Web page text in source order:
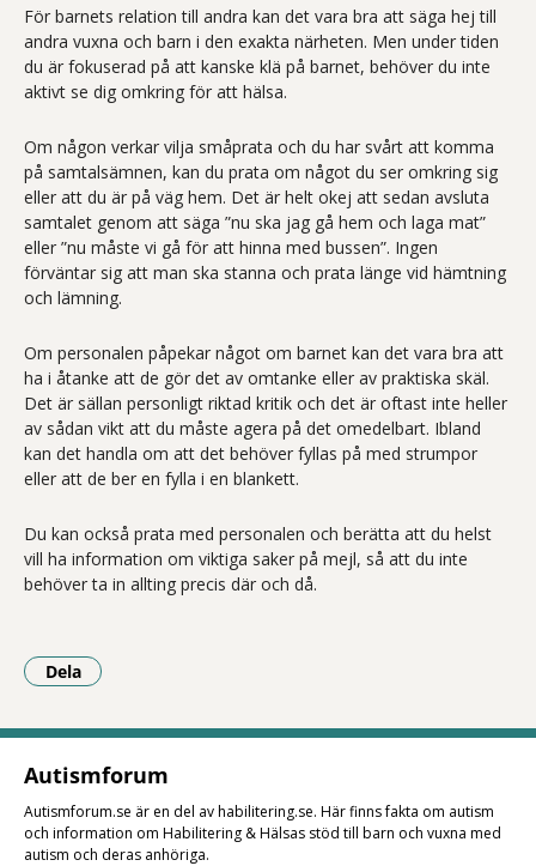
För barnets relation till andra kan det vara bra att säga hej till
andra vuxna och barn i den exakta närheten. Men under tiden
du är fokuserad på att kanske klä på barnet, behöver du inte
aktivt se dig omkring för att hälsa.
Om någon verkar vilja småprata och du har svårt att komma
på samtalsämnen, kan du prata om något du ser omkring sig
eller att du är på väg hem. Det är helt okej att sedan avsluta
samtalet genom att säga ”nu ska jag gå hem och laga mat”
eller ”nu måste vi gå för att hinna med bussen”. Ingen
förväntar sig att man ska stanna och prata länge vid hämtning
och lämning.
Om personalen påpekar något om barnet kan det vara bra att
ha i åtanke att de gör det av omtanke eller av praktiska skäl.
Det är sällan personligt riktad kritik och det är oftast inte heller
av sådan vikt att du måste agera på det omedelbart. Ibland
kan det handla om att det behöver fyllas på med strumpor
eller att de ber en fylla i en blankett.
Du kan också prata med personalen och berätta att du helst
vill ha information om viktiga saker på mejl, så att du inte
behöver ta in allting precis där och då.
Dela
- Klicka för att öppna delningsalternativ.
Autismforum
Autismforum.se är en del av habilitering.se. Här finns fakta om autism
och information om Habilitering & Hälsas stöd till barn och vuxna med
autism och deras anhöriga.